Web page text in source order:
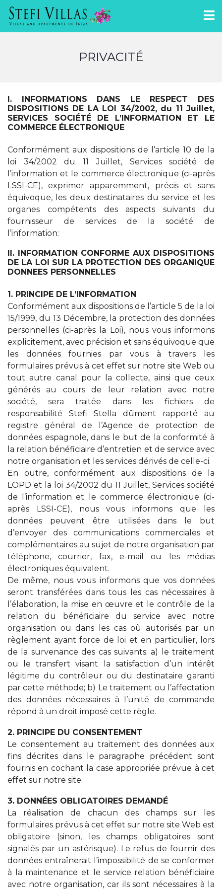
PRIVACITÉ
I. INFORMATIONS DANS LE RESPECT DES
DISPOSITIONS DE LA LOI 34/2002, du 11 Juillet,
SERVICES SOCIÉTÉ DE L’INFORMATION ET LE
COMMERCE ÉLECTRONIQUE
Conformément aux dispositions de l’article 10 de la
loi 34/2002 du 11 Juillet, Services société de
l’information et le commerce électronique (ci-après
LSSI-CE), exprimer apparemment, précis et sans
équivoque, les deux destinataires du service et les
organes compétents des aspects suivants du
fournisseur de services de la société de
l’information:
II. INFORMATION CONFORME AUX DISPOSITIONS
DE LA LOI SUR LA PROTECTION DES ORGANIQUE
DONNEES PERSONNELLES
1. PRINCIPE DE L’INFORMATION
Conformément aux dispositions de l’article 5 de la loi
15/1999, du 13 Décembre, la protection des données
personnelles (ci-après la Loi), nous vous informons
explicitement, avec précision et sans équivoque que
les données fournies par vous à travers les
formulaires prévus à cet effet sur notre site Web ou
tout autre canal pour la collecte, ainsi que ceux
générés au cours de leur relation avec notre
société, sera traitée dans les fichiers de
responsabilité Stefi Stella dûment rapporté au
registre général de l’Agence de protection de
données espagnole, dans le but de la conformité à
la relation bénéficiaire d’entretien et de service avec
notre organisation et les services dérivés de celle-ci.
En outre, conformément aux dispositions de la
LOPD et la loi 34/2002 du 11 Juillet, Services société
de l’information et le commerce électronique (ci-
après LSSI-CE), nous vous informons que les
données peuvent être utilisées dans le but
d’envoyer des communications commerciales et
complémentaires au sujet de notre organisation par
téléphone, courrier, fax, e-mail ou les médias
électroniques équivalent.
De même, nous vous informons que vos données
seront transférées dans tous les cas nécessaires à
l’élaboration, la mise en œuvre et le contrôle de la
relation du bénéficiaire du service avec notre
organisation ou dans les cas où autorisés par un
règlement ayant force de loi et en particulier, lors
de la survenance des cas suivants: a) le traitement
ou le transfert visant la satisfaction d’un intérêt
légitime du contrôleur ou du destinataire garanti
par cette méthode; b) Le traitement ou l’affectation
des données nécessaires à l’unité de commande
répond à un droit imposé cette règle.
2. PRINCIPE DU CONSENTEMENT
Le consentement au traitement des données aux
fins décrites dans le paragraphe précédent sont
fournis en cochant la case appropriée prévue à cet
effet sur notre site.
3. DONNÉES OBLIGATOIRES DEMANDÉ
La réalisation de chacun des champs sur les
formulaires prévus à cet effet sur notre site Web est
obligatoire (sinon, les champs obligatoires sont
signalés par un astérisque). Le refus de fournir des
données entraînerait l’impossibilité de se conformer
à la maintenance et le service relation bénéficiaire
avec notre organisation, car ils sont nécessaires à la